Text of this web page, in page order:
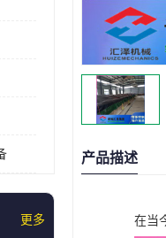
更多
产品描述
在当